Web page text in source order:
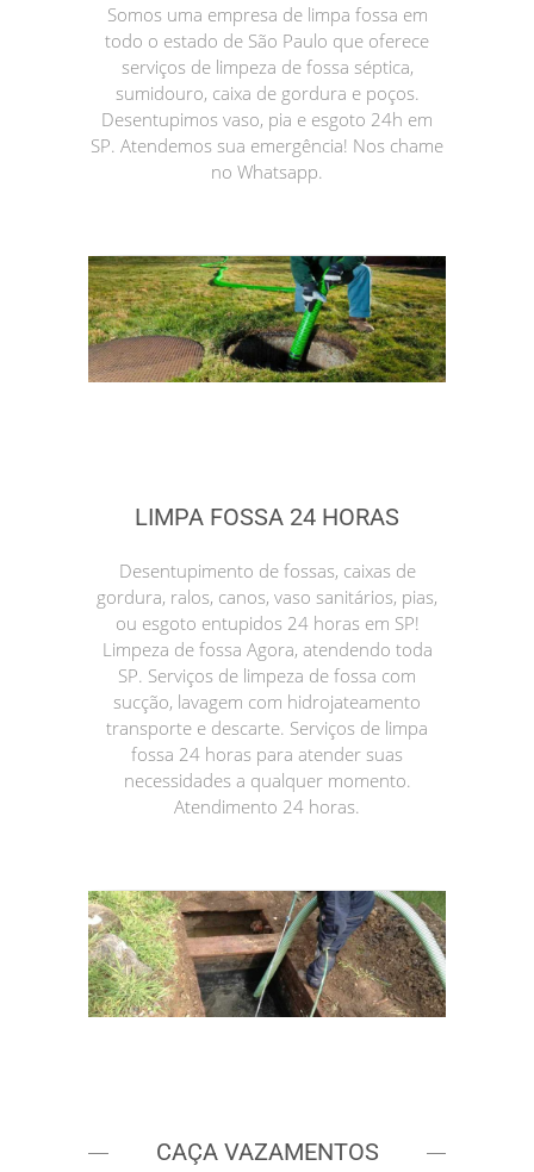
Somos uma empresa de limpa fossa em
todo o estado de São Paulo que oferece
serviços de limpeza de fossa séptica,
sumidouro, caixa de gordura e poços.
Desentupimos vaso, pia e esgoto 24h em
SP. Atendemos sua emergência! Nos chame
no Whatsapp.
LIMPA FOSSA 24 HORAS
Desentupimento de fossas, caixas de
gordura, ralos, canos, vaso sanitários, pias,
ou esgoto entupidos 24 horas em SP!
Limpeza de fossa Agora, atendendo toda
SP. Serviços de limpeza de fossa com
sucção, lavagem com hidrojateamento
transporte e descarte. Serviços de limpa
fossa 24 horas para atender suas
necessidades a qualquer momento.
Atendimento 24 horas.
CAÇA VAZAMENTOS